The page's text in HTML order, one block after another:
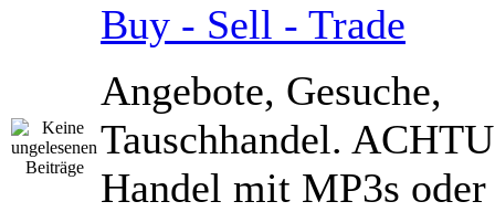
Buy - Sell - Trade
Angebote, Gesuche,
Tauschhandel.
Handel mit MP3s